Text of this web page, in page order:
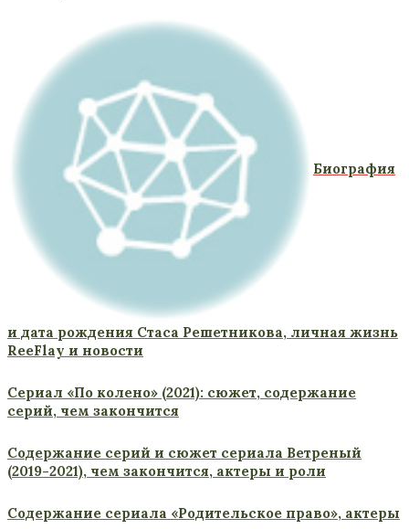
Биография
и дата рождения Стаса Решетникова, личная жизнь
ReeFlay и новости
Сериал «По колено» (2021): сюжет, содержание
серий, чем закончится
Содержание серий и сюжет сериала Ветреный
(2019-2021), чем закончится, актеры и роли
Содержание сериала «Родительское право», актеры